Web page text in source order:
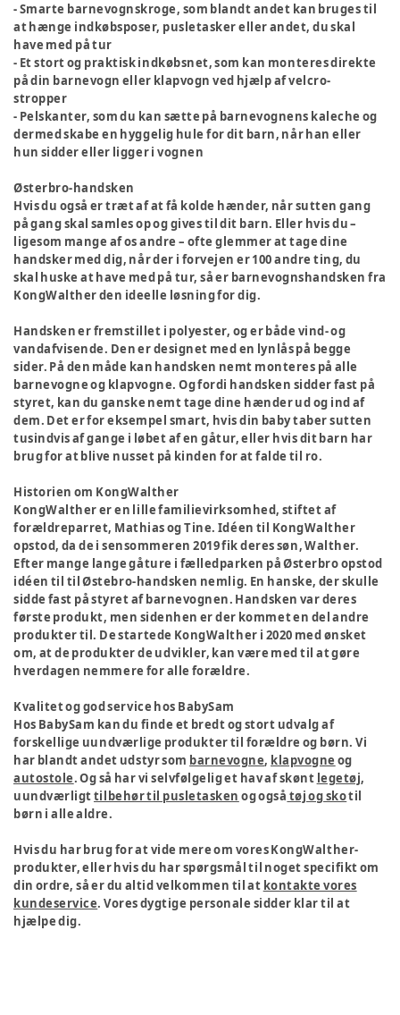
- Smarte barnevognskroge, som blandt andet kan bruges til
at hænge indkøbsposer, pusletasker eller andet, du skal
have med på tur
- Et stort og praktisk indkøbsnet, som kan monteres direkte
på din barnevogn eller klapvogn ved hjælp af velcro-
stropper
- Pelskanter, som du kan sætte på barnevognens kaleche og
dermed skabe en hyggelig hule for dit barn, når han eller
hun sidder eller ligger i vognen
Østerbro-handsken
Hvis du også er træt af at få kolde hænder, når sutten gang
på gang skal samles op og gives til dit barn. Eller hvis du –
ligesom mange af os andre – ofte glemmer at tage dine
handsker med dig, når der i forvejen er 100 andre ting, du
skal huske at have med på tur, så er barnevognshandsken fra
KongWalther den ideelle løsning for dig.
Handsken er fremstillet i polyester, og er både vind- og
vandafvisende. Den er designet med en lynlås på begge
sider. På den måde kan handsken nemt monteres på alle
barnevogne og klapvogne. Og fordi handsken sidder fast på
styret, kan du ganske nemt tage dine hænder ud og ind af
dem. Det er for eksempel smart, hvis din baby taber sutten
tusindvis af gange i løbet af en gåtur, eller hvis dit barn har
brug for at blive nusset på kinden for at falde til ro.
Historien om KongWalther
KongWalther er en lille familievirksomhed, stiftet af
forældreparret, Mathias og Tine. Idéen til KongWalther
opstod, da de i sensommeren 2019 fik deres søn, Walther.
Efter mange lange gåture i fælledparken på Østerbro opstod
idéen til til Østebro-handsken nemlig. En hanske, der skulle
sidde fast på styret af barnevognen. Handsken var deres
første produkt, men sidenhen er der kommet en del andre
produkter til. De startede KongWalther i 2020 med ønsket
om, at de produkter de udvikler, kan være med til at gøre
hverdagen nemmere for alle forældre.
Kvalitet og god service hos BabySam
Hos BabySam kan du finde et bredt og stort udvalg af
forskellige uundværlige produkter til forældre og børn. Vi
har blandt andet udstyr som barnevogne, klapvogne og
autostole. Og så har vi selvfølgelig et hav af skønt legetøj,
uundværligttilbehør til pusletasken og også tøj og skotil
børn i alle aldre.
Hvis du har brug for at vide mere om vores KongWalther-
produkter, eller hvis du har spørgsmål til noget specifikt om
din ordre, så er du altid velkommen til at kontakte vores
kundeservice. Vores dygtige personale sidder klar til at
hjælpe dig.